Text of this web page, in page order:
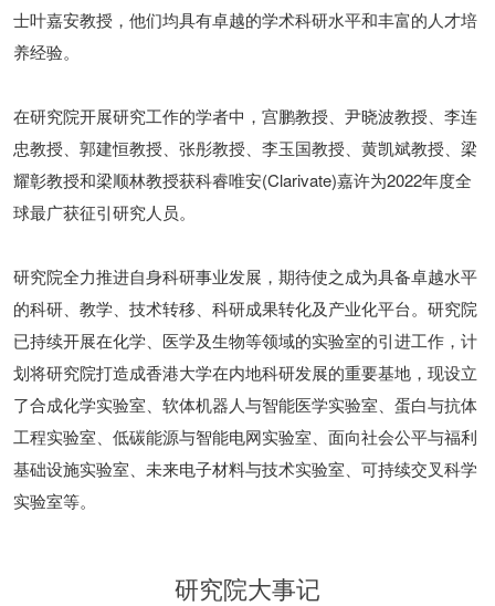
士叶嘉安教授，他们均具有卓越的学术科研水平和丰富的人才培
养经验。
在研究院开展研究工作的学者中，宫鹏教授、尹晓波教授、李连
忠教授、郭建恒教授、张彤教授、李玉国教授、黄凯斌教授、梁
耀彰教授和梁顺林教授获科睿唯安(Clarivate)嘉许为2022年度全
球最广获征引研究人员。
研究院全力推进自身科研事业发展，期待使之成为具备卓越水平
的科研、教学、技术转移、科研成果转化及产业化平台。研究院
已持续开展在化学、医学及生物等领域的实验室的引进工作，计
划将研究院打造成香港大学在内地科研发展的重要基地，现设立
了合成化学实验室、软体机器人与智能医学实验室、蛋白与抗体
工程实验室、低碳能源与智能电网实验室、面向社会公平与福利
基础设施实验室、未来电子材料与技术实验室、可持续交叉科学
实验室等。
研究院大事记